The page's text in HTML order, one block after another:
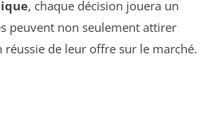
, chaque décision jouera un
peuvent non seulement attirer
de leur offre sur le marché.